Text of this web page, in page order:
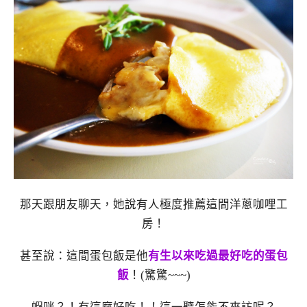
那天跟朋友聊天，她說有人極度推薦這間洋蔥咖哩工
房！
甚至說：這間蛋包飯是他有生以來吃過最好吃的蛋包
飯 ！(驚驚~~~)